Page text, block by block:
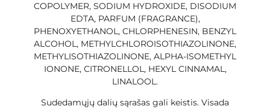
COPOLYMER, SODIUM HYDROXIDE, DISODIUM
EDTA, PARFUM (FRAGRANCE),
PHENOXYETHANOL, CHLORPHENESIN, BENZYL
ALCOHOL, METHYLCHLOROISOTHIAZOLINONE,
METHYLISOTHIAZOLINONE, ALPHA-ISOMETHYL
IONONE, CITRONELLOL, HEXYL CINNAMAL,
LINALOOL.
Sudedamųjų dalių sąrašas gali keistis. Visada